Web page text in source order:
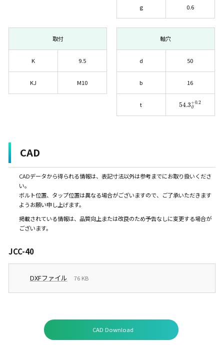
g 0.6
取付
K 9.5
KJ M10
軸穴
d 50
b 16
t 0 +0.2
CAD
CADデータから得られる情報は、表記寸法以外は参考までにお取り扱いくださ
い。
ボルト位置、タップ位置は異なる場合がございますので、ご了承いただきます
ようお願い申し上げます。
掲載されている情報は、品質向上または改良のため予告なしに変更する場合が
ございます。
JCC-40
DXFファイル 76 KB
CAD Download